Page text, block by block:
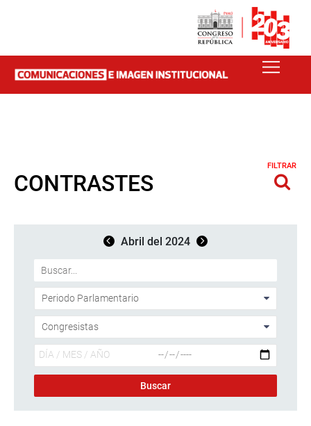
CONTRASTES
FILTRAR
Abril del 2024